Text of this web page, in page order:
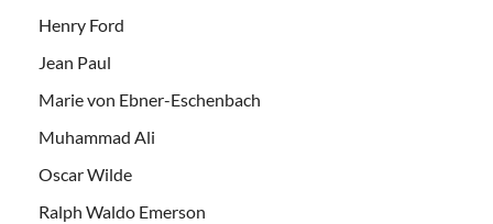
Henry Ford
Jean Paul
Marie von Ebner-Eschenbach
Muhammad Ali
Oscar Wilde
Ralph Waldo Emerson